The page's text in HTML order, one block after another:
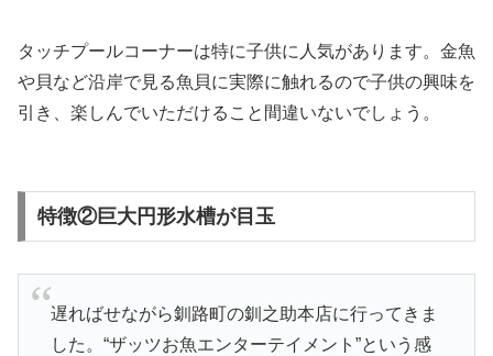
タッチプールコーナーは特に子供に人気があります。金魚
や貝など沿岸で見る魚貝に実際に触れるので子供の興味を
引き、楽しんでいただけること間違いないでしょう。
特徴②巨大円形水槽が目玉
遅ればせながら釧路町の釧之助本店に行ってきま
した。“ザッツお魚エンターテイメント”という感